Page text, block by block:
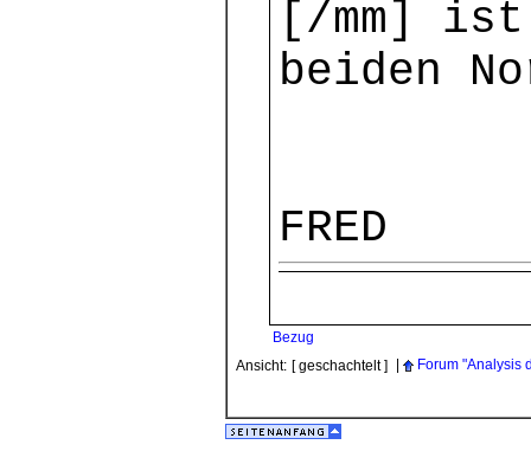
[/mm] ist
beiden
FRED
Bezug
Ansicht: [ geschachtelt ] Forum "Analysis